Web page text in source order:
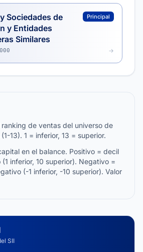
Sociedades de
y Entidades
Similares
Principal
ranking de ventas del universo de
13). 1 = inferior, 13 = superior.
en el balance. Positivo = decil
inferior, 10 superior). Negativo =
(-1 inferior, -10 superior). Valor
SII